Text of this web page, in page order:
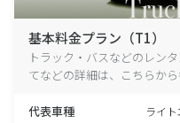
基本料金プラン（T1）
トラック・バスなどのレン
てなどの詳細は、こちらか
代表車種 ライ